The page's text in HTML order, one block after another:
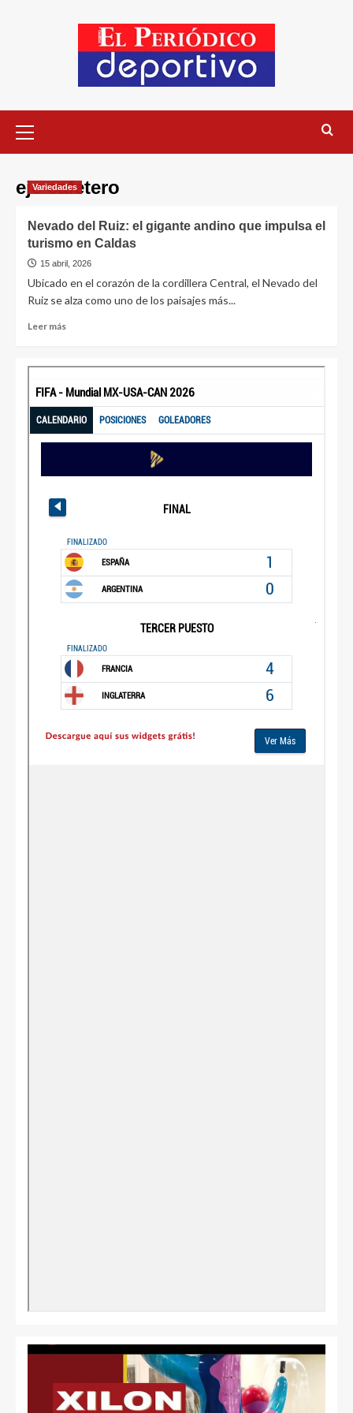
eje cafetero
Variedades
Nevado del Ruiz: el gigante andino que impulsa el
turismo en Caldas
15 abril, 2026
Ubicado en el corazón de la cordillera Central, el Nevado del
Ruiz se alza como uno de los paisajes más...
Leer más